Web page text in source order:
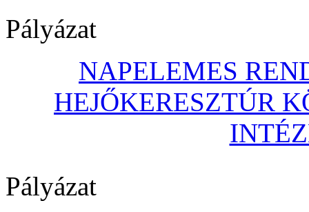
Pályázat
NAPELEMES
HEJŐKERESZTÚR
Pályázat